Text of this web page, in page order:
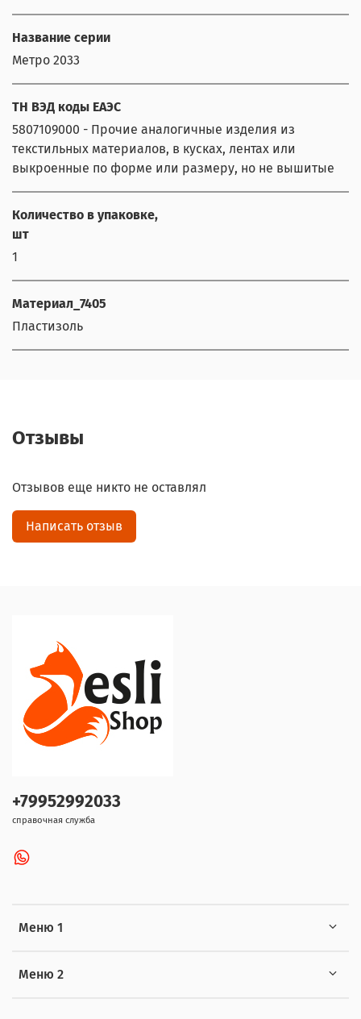
Название серии
Метро 2033
ТН ВЭД коды ЕАЭС
5807109000 - Прочие аналогичные изделия из
текстильных материалов, в кусках, лентах или
выкроенные по форме или размеру, но не вышитые
Количество в упаковке,
шт
1
Материал_7405
Пластизоль
Отзывы
Отзывов еще никто не оставлял
Написать отзыв
Меню 1
Меню 2
+79952992033
справочная служба